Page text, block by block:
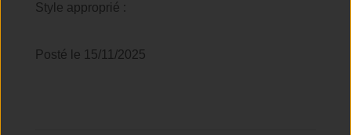
Style approprié :
Posté le 15/11/2025